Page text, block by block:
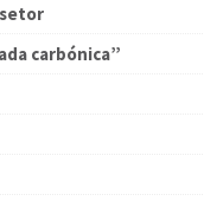
carbónica”